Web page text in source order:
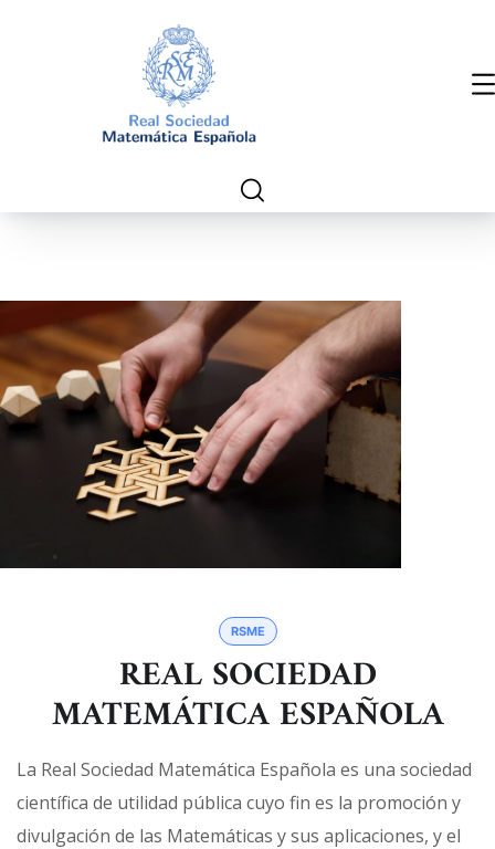
RSME
REAL SOCIEDAD
MATEMÁTICA ESPAÑOLA
La Real Sociedad Matemática Española es una sociedad
científica de utilidad pública cuyo fin es la promoción y
divulgación de las Matemáticas y sus aplicaciones, y el